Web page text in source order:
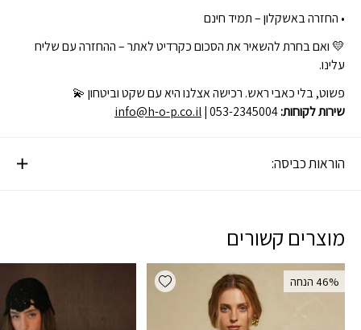
• החזרה באשקלון – תמיד חינם
💛 ואם בחרת להשאיר את הסכום כקרדיט לאתר – ההחזרה עם שליח
עלינו.
פשוט, בלי כאבי ראש. רכישה אצלנו היא עם שקט וביטחון 💫
שירות לקוחות:
info@h-o-p.co.il| 053-2345004
הוראות כביסה:
מוצרים קשורים
Add wishlist ‫46% הנחה